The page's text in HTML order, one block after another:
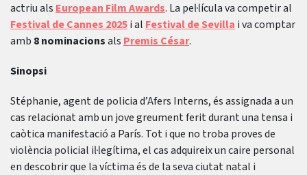
actriu als European Film Awards. La pel·lícula va competir al
Festival de Cannes 2025i al Festival de Sevilla i va comptar
amb 8 nominacionsals Premis César.
Sinopsi
Stéphanie, agent de policia d’Afers Interns, és assignada a un
cas relacionat amb un jove greument ferit durant una tensa i
caòtica manifestació a París. Tot i que no troba proves de
violència policial il·legítima, el cas adquireix un caire personal
en descobrir que la víctima és de la seva ciutat natal i